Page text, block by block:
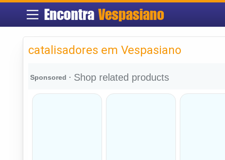
Encontra Vespasiano
catalisadores em Vespasiano